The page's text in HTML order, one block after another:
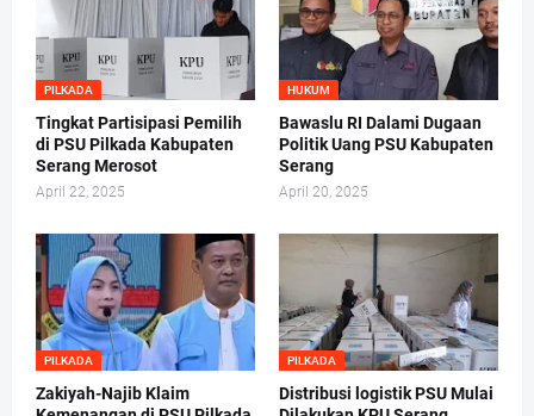
PILKADA
Tingkat Partisipasi Pemilih
di PSU Pilkada Kabupaten
Serang Merosot
April 22, 2025
HUKUM
Bawaslu RI Dalami Dugaan
Politik Uang PSU Kabupaten
Serang
April 20, 2025
PILKADA
Zakiyah-Najib Klaim
PILKADA
Distribusi logistik PSU Mulai